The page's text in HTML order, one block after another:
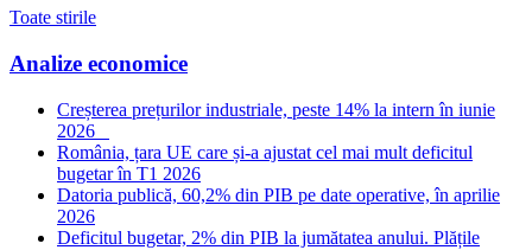
Toate stirile
Analize economice
Creșterea prețurilor industriale, peste 14% la intern în iunie
2026
România, țara UE care și-a ajustat cel mai mult deficitul
bugetar în T1 2026
Datoria publică, 60,2% din PIB pe date operative, în aprilie
2026
Deficitul bugetar, 2% din PIB la jumătatea anului. Plățile